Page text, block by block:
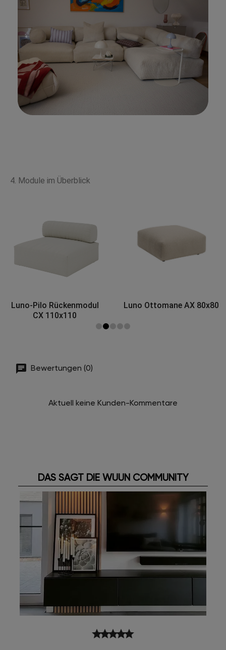
4. Module im Überblick
Luno Ottomane AX 80x80 Luno Ottomane BX 100x80
Bewertungen (0)
Aktuell keine Kunden-Kommentare
DAS SAGT DIE WUUN COMMUNITY
starstarstarstarstar